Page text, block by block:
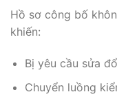
Hồ sơ công bố
khiến:
Bị yêu cầu sửa
Chuyển luồng